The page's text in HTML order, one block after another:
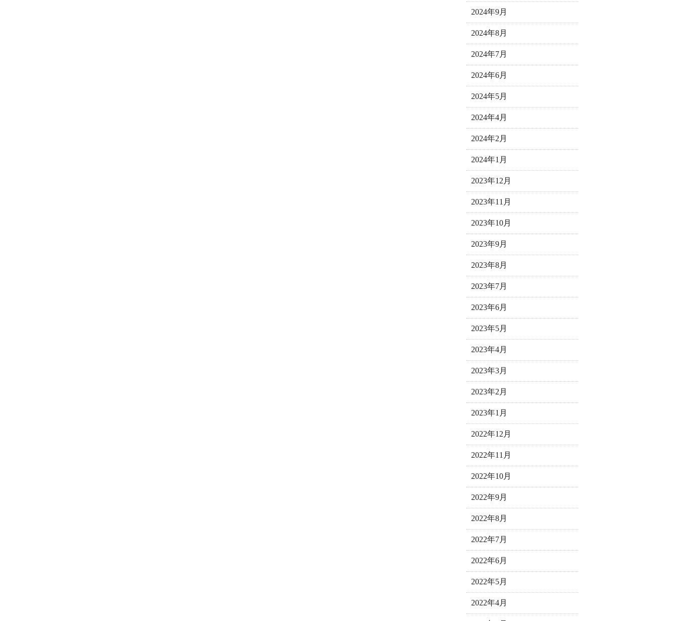
2024年9月
2024年8月
2024年7月
2024年6月
2024年5月
2024年4月
2024年2月
2024年1月
2023年12月
2023年11月
2023年10月
2023年9月
2023年8月
2023年7月
2023年6月
2023年5月
2023年4月
2023年3月
2023年2月
2023年1月
2022年12月
2022年11月
2022年10月
2022年9月
2022年8月
2022年7月
2022年6月
2022年5月
2022年4月